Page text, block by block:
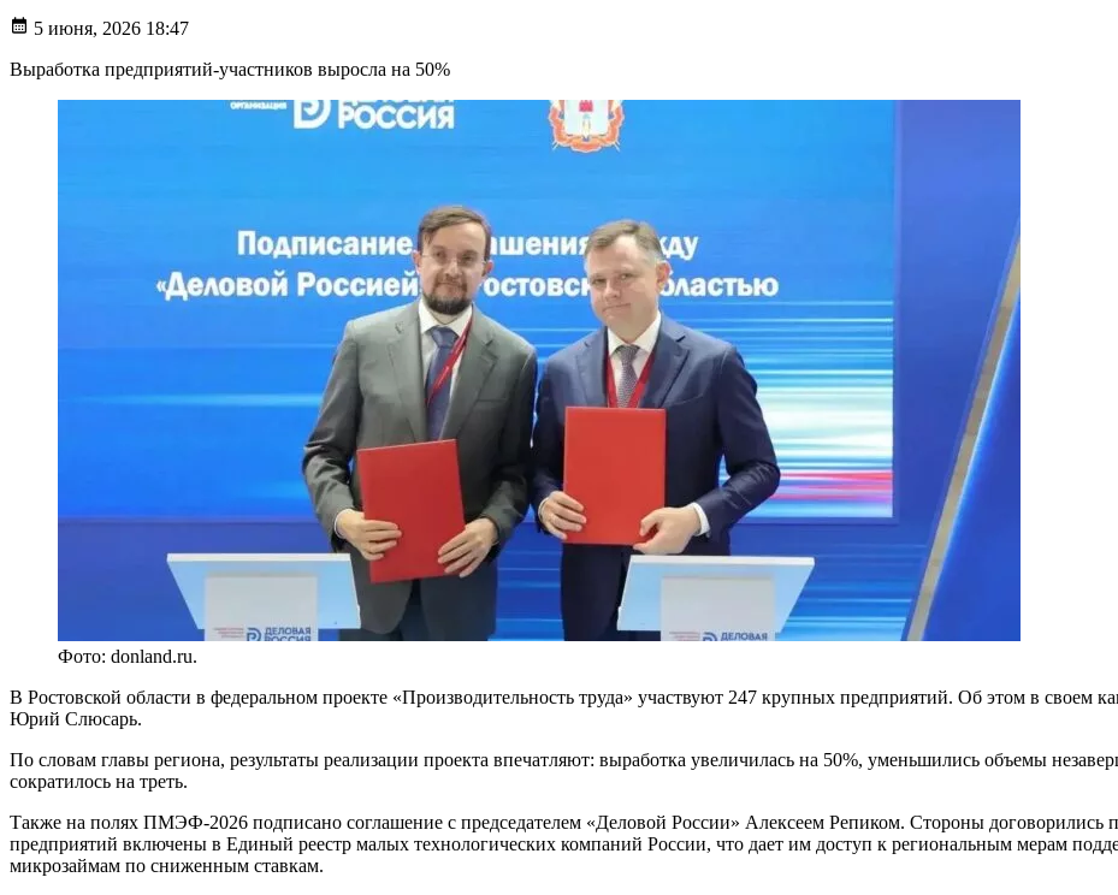
5 июня, 2026 18:47
Выработка предприятий-участников выросла на 50%
Фото: donland.ru.
В Ростовской области в федеральном проекте «Производительность труда» участвуют 247 крупных предприятий. Об этом в своем
Юрий Слюсарь.
По словам главы региона, результаты реализации проекта впечатляют: выработка увеличилась на 50%, уменьшились объемы
сократилось на треть.
Также на полях ПМЭФ-2026 подписано соглашение с председателем «Деловой России» Алексеем Репиком. Стороны договорились
предприятий включены в Единый реестр малых технологических компаний России, что дает им доступ к региональным мерам
микрозаймам по сниженным ставкам.